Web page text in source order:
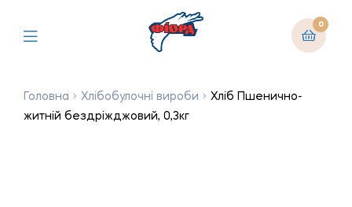
0
Головна Хлібобулочні вироби
Хліб Пшенично-
житній бездріжджовий, 0,3кг